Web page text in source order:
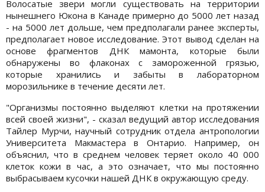
Волосатые звери могли существовать на территории
нынешнего Юкона в Канаде примерно до 5000 лет назад
- на 5000 лет дольше, чем предполагали ранее эксперты,
предполагает новое исследование. Этот вывод сделан на
основе фрагментов ДНК мамонта, которые были
обнаружены во флаконах с замороженной грязью,
которые хранились и забыты в лабораторном
морозильнике в течение десяти лет.
"Организмы постоянно выделяют клетки на протяжении
всей своей жизни", - сказал ведущий автор исследования
Тайлер Мурчи, научный сотрудник отдела антропологии
Университета Макмастера в Онтарио. Например, он
объяснил, что в среднем человек теряет около 40 000
клеток кожи в час, а это означает, что мы постоянно
выбрасываем кусочки нашей ДНК в окружающую среду.